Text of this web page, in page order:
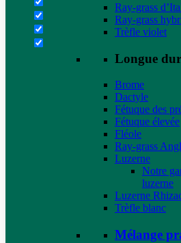
Ray-grass
Ray-grass
Trèfle violet
Longue
Brome
Dactyle
Fétuque des
Fétuque élevée
Fléole
Ray-grass
Luzerne
Notre
luzerne
Luzerne
Trèfle blanc
Mélange